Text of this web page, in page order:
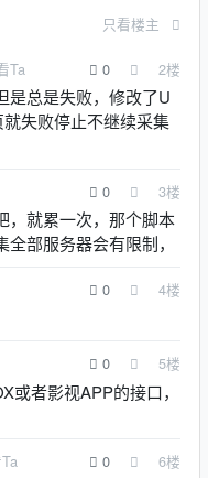
只看楼主
Ta 0 2楼
是总是失败，修改了U
失败停止不继续采集
0 3楼
，就累一次，那个脚本
部服务器会有限制，
0 4楼
0 5楼
或者影视APP的接口，
0 6楼